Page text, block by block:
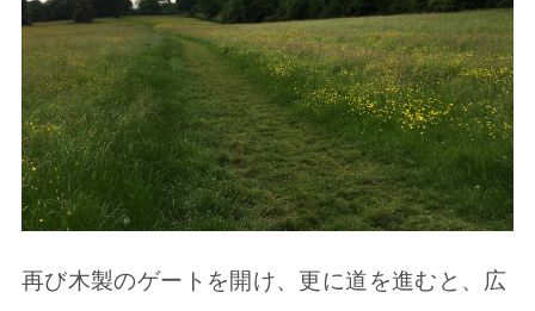
再び木製のゲートを開け、更に道を進むと、広